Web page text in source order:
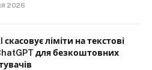
2026
скасовує ліміти на текстові
для безкоштовних